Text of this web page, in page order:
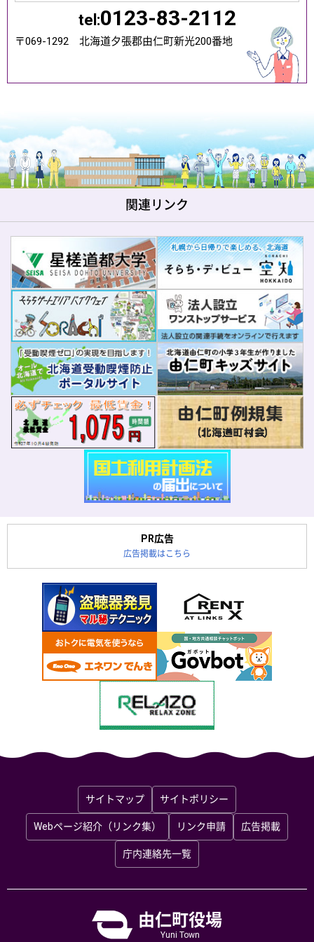
tel:0123-83-2112
〒069-1292 北海道夕張郡由仁町新光200番地
関連リンク
PR広告
広告掲載はこちら
サイトマップ サイトポリシー
Webページ紹介（リンク集） リンク申請 広告掲載
庁内連絡先一覧
由仁町役場
Yuni Town